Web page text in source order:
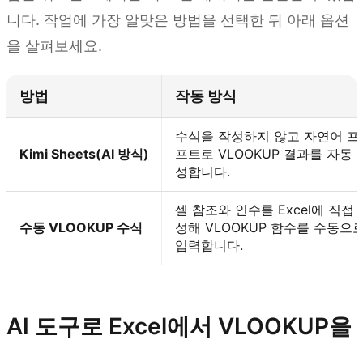
니다. 작업에 가장 알맞은 방법을 선택한 뒤 아래 옵션
을 살펴보세요.
방법 작동 방식
Kimi Sheets(AI 방식)
수식을 작성하지 않고 자연어 프
프트로 VLOOKUP 결과를 자동
성합니다.
수동 VLOOKUP 수식
셀 참조와 인수를 Excel에 직접
성해 VLOOKUP 함수를 수동으
입력합니다.
AI 도구로 Excel에서 VLOOKUP을